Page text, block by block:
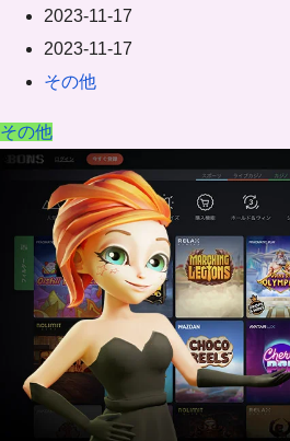
2023-11-17
2023-11-17
その他
その他